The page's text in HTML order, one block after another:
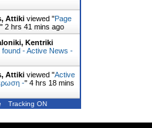
Attiki viewed "Page
" 2 hrs 41 mins ago
Kentriki
found - Active News -
Attiki viewed "Active
-" 4 hrs 18 mins
Tracking ON